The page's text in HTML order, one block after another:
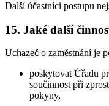
Další účastníci postupu
15. Jaké další
Uchazeč o zaměstnání je
poskytovat Úřadu
součinnost při
pokyny,